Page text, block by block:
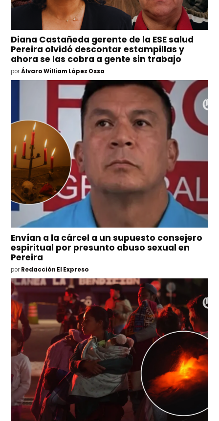
Diana Castañeda gerente de la ESE salud
Pereira olvidó descontar estampillas y
ahora se las cobra a gente sin trabajo
por Álvaro William López Ossa
Envían a la cárcel a un supuesto consejero
espiritual por presunto abuso sexual en
Pereira
por Redacción El Expreso